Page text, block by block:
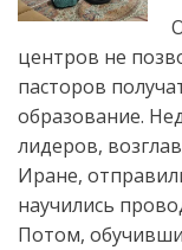
центров не
пасторов
образование.
лидеров,
Иране,
научились
Потом,